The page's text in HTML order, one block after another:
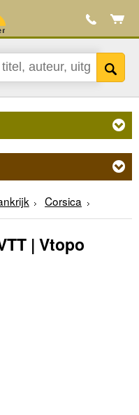
Corsica
| Vtopo